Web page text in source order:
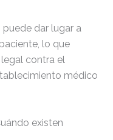
puede dar lugar a
lo que
contra el
médico
existen